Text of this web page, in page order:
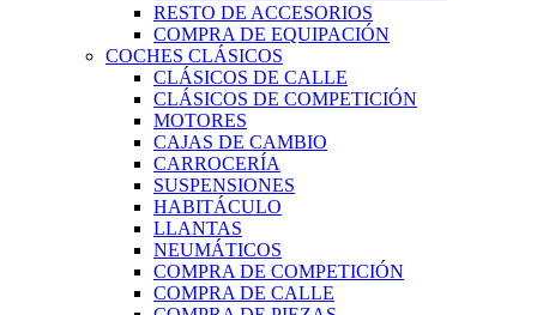
RESTO DE ACCESORIOS
COMPRA DE EQUIPACIÓN
COCHES CLÁSICOS
CLÁSICOS DE CALLE
CLÁSICOS DE COMPETICIÓN
MOTORES
CAJAS DE CAMBIO
CARROCERÍA
SUSPENSIONES
HABITÁCULO
LLANTAS
NEUMÁTICOS
COMPRA DE COMPETICIÓN
COMPRA DE CALLE